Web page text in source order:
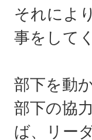
それによ
事をして
部下を動
部下の協
ば、リー